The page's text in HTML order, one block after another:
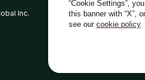
Inc.
“Cookie Settings”,
this banner with “X”,
see our cookie policy